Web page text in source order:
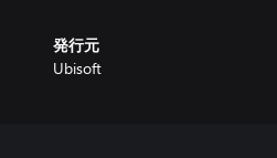
発行元
Ubisoft